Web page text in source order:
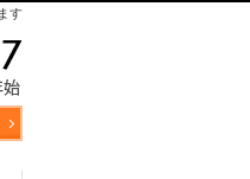
す
せ